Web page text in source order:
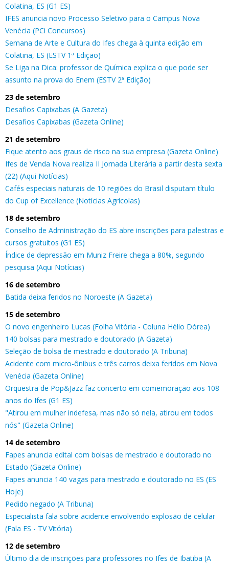
Colatina, ES (G1 ES)
IFES anuncia novo Processo Seletivo para o Campus Nova
Venécia (PCi Concursos)
Semana de Arte e Cultura do Ifes chega à quinta edição em
Colatina, ES (ESTV 1ª Edição)
Se Liga na Dica: professor de Química explica o que pode ser
assunto na prova do Enem (ESTV 2ª Edição)
23 de setembro
Desafios Capixabas (A Gazeta)
Desafios Capixabas (Gazeta Online)
21 de setembro
Fique atento aos graus de risco na sua empresa (Gazeta Online)
Ifes de Venda Nova realiza II Jornada Literária a partir desta sexta
(22) (Aqui Notícias)
Cafés especiais naturais de 10 regiões do Brasil disputam título
do Cup of Excellence (Notícias Agrícolas)
18 de setembro
Conselho de Administração do ES abre inscrições para palestras e
cursos gratuitos (G1 ES)
Índice de depressão em Muniz Freire chega a 80%, segundo
pesquisa (Aqui Notícias)
16 de setembro
Batida deixa feridos no Noroeste (A Gazeta)
15 de setembro
O novo engenheiro Lucas (Folha Vitória - Coluna Hélio Dórea)
140 bolsas para mestrado e doutorado (A Gazeta)
Seleção de bolsa de mestrado e doutorado (A Tribuna)
Acidente com micro-ônibus e três carros deixa feridos em Nova
Venécia (Gazeta Online)
Orquestra de Pop&Jazz faz concerto em comemoração aos 108
anos do Ifes (G1 ES)
"Atirou em mulher indefesa, mas não só nela, atirou em todos
nós" (Gazeta Online)
14 de setembro
Fapes anuncia edital com bolsas de mestrado e doutorado no
Estado (Gazeta Online)
Fapes anuncia 140 vagas para mestrado e doutorado no ES (ES
Hoje)
Pedido negado (A Tribuna)
Especialista fala sobre acidente envolvendo explosão de celular
(Fala ES - TV Vitória)
12 de setembro
Último dia de inscrições para professores no Ifes de Ibatiba (A